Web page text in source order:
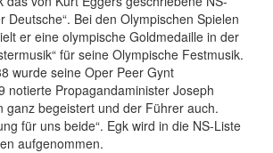
Deutsche“. Bei den Olympischen Spielen
er eine olympische Goldmedaille in der
für seine Olympische Festmusik.
wurde seine Oper Peer Gynt
notierte Propagandaminister Joseph
ganz begeistert und der Führer auch.
für uns beide“. Egk wird in die NS-Liste
aufgenommen.